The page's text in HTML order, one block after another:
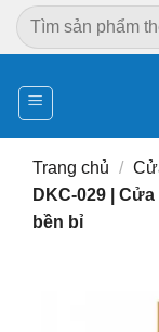
Chuyển
đến
dung
Tìm
kiếm:
Trang chủ /
DKC-029 |
bền bỉ